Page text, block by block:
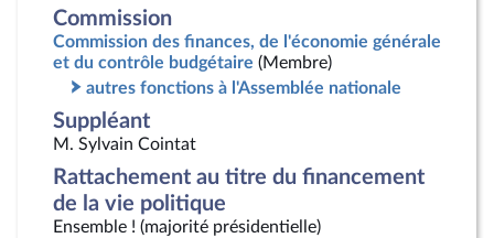
Commission
Commission des finances, de l'économie générale
et du contrôle budgétaire (Membre)
autres fonctions à l'Assemblée nationale
Suppléant
M. Sylvain Cointat
Rattachement au titre du financement
de la vie politique
Ensemble ! (majorité présidentielle)